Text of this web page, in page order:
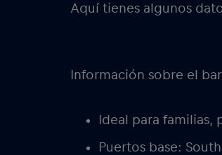
Aquí tienes algunos
Información sobre el
Ideal para familias,
Puertos base: